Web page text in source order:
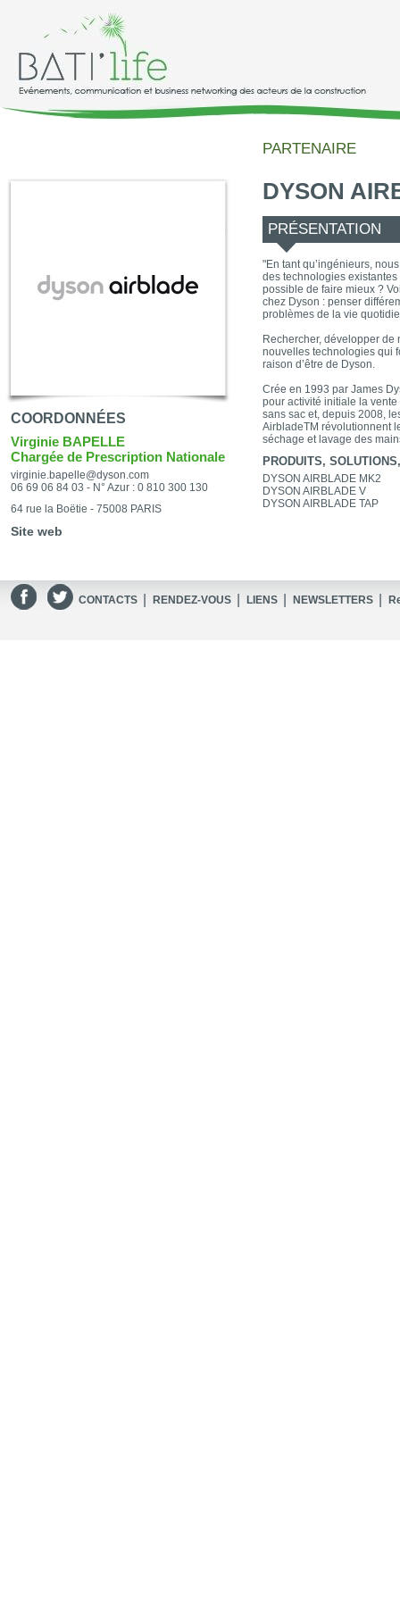
PARTENAIRE
COORDONNÉES
Virginie BAPELLE
Chargée de Prescription Nationale
virginie.bapelle@dyson.com
06 69 06 84 03 - N° Azur : 0 810 300 130
64 rue la Boëtie - 75008 PARIS
Site web
DYSON
PRÉSENTATION
"En tant qu’ingénieurs,
des technologies
possible de faire mieux ?
chez Dyson : penser
problèmes de la vie
Rechercher, développer de
nouvelles technologies qui
raison d’être de Dyson.
Crée en 1993 par James
pour activité initiale la
sans sac et, depuis 2008,
AirbladeTM révolutionnent
séchage et lavage des
PRODUITS,
DYSON AIRBLADE MK2
DYSON AIRBLADE V
DYSON AIRBLADE TAP
CONTACTS RENDEZ-VOUS LIENS NEWSLETTERS